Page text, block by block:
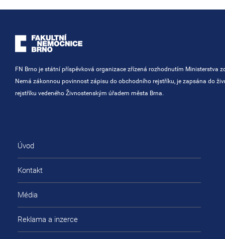
FN Brno je státní příspěvková organizace zřízená rozhodnutím Ministerstva
Nemá zákonnou povinnost zápisu do obchodního rejstříku, je zapsána do
rejstříku vedeného Živnostenským úřadem města Brna.
Úvod
Kontakt
Média
Reklama a inzerce